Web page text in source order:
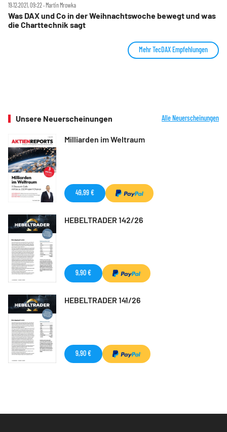
19.12.2021, 09:22 ‧ Martin Mrowka
Was DAX und Co in der Weihnachtswoche bewegt und was
die Charttechnik sagt
Mehr TecDAX Empfehlungen
Unsere Neuerscheinungen Alle Neuerscheinungen
Milliarden im Weltraum
49,99 €
HEBELTRADER 142/26
9,90 €
HEBELTRADER 141/26
9,90 €